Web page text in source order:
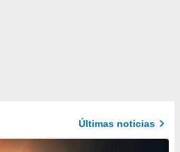
Últimas noticias